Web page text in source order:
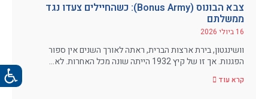
צבא הבונוס (Bonus Army): כשהחיילים צעדו נגד
ממשלתם
16 ביולי 2026
וושינגטון, בירת ארצות הברית, ראתה לאורך השנים אין ספור
הפגנות. אך זו של קיץ 1932 הייתה שונה מכל האחרות. לא…
קרא עוד